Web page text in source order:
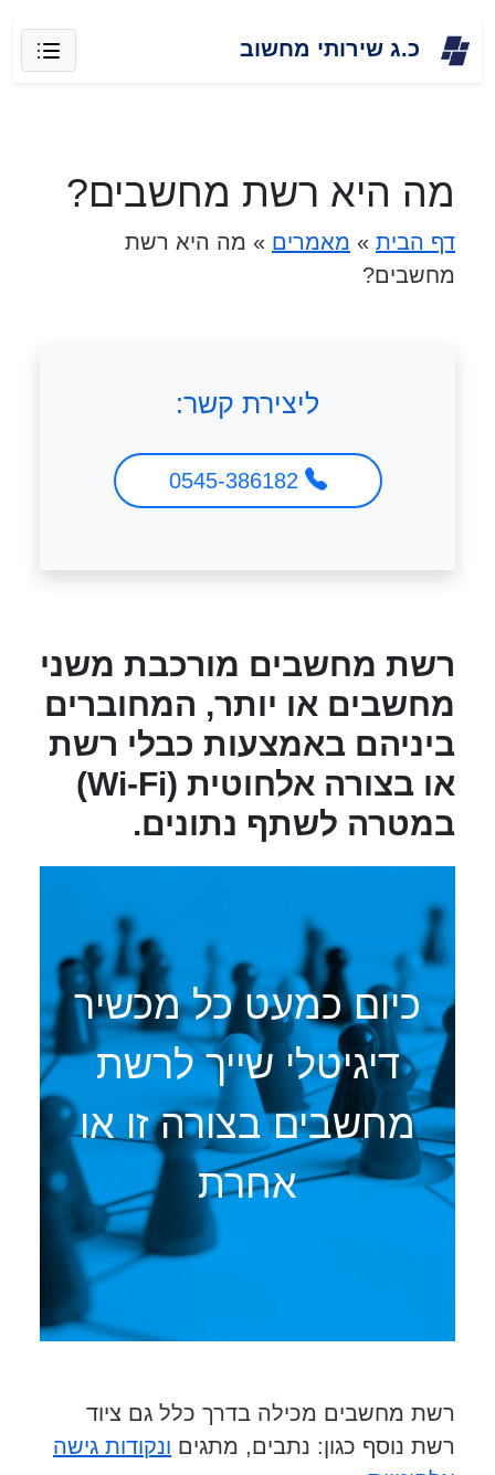
כ.ג שירותי מחשוב
מה היא רשת מחשבים?
דף הבית » מאמרים » מה היא רשת
מחשבים?
ליצירת קשר:
רשת מחשבים מורכבת משני
מחשבים או יותר, המחוברים
ביניהם באמצעות כבלי רשת
או בצורה אלחוטית (Wi-Fi)
במטרה לשתף נתונים.
כיום כמעט כל מכשיר
דיגיטלי שייך לרשת
מחשבים בצורה זו או
אחרת
רשת מחשבים מכילה בדרך כלל גם ציוד
רשת נוסף כגון: נתבים, מתגים ונקודות גישה